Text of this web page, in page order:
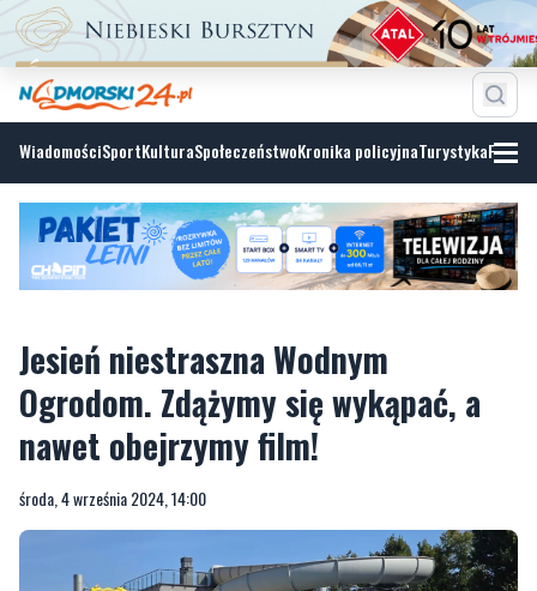
WiadomościSportKulturaSpołeczeństwoKronika policyjnaTurystyka
Jesień niestraszna Wodnym
nawet obejrzymy film!
środa, 4 września 2024, 14:00